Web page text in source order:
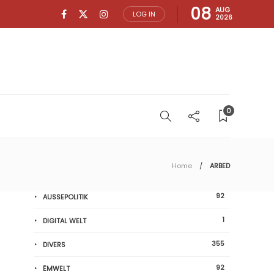
LOG IN 08 AUG
2026
0
Home ARBED
AUSSEPOLITIK 92
DIGITAL WELT 1
DIVERS 355
ËMWELT 92